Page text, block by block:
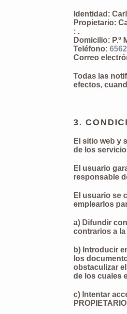
Identidad :
Propietario:
: .
Domicilio: P.º
Teléfono:
Correo
Todas las
efectos,
3.
El sitio web y
de los
El usuario
responsable
El usuario se
emplearlos
a) Difundir
contrarios a
b) Introducir
los
obstaculizar
de los cuales
c) Intentar